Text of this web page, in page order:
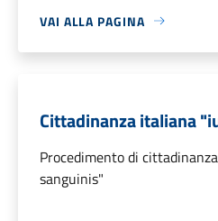
VAI ALLA PAGINA
Cittadinanza italiana
Procedimento di
sanguinis"